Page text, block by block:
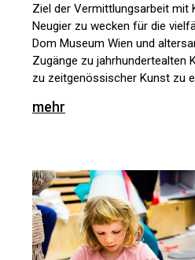
Ziel der Vermittlungsarbeit mit
Neugier zu wecken für die
Dom Museum Wien und
Zugänge zu jahrhundertealten
zu zeitgenössischer Kunst zu
mehr